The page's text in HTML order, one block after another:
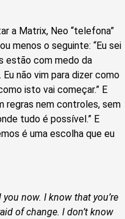
a Matrix, Neo “telefona”
menos o seguinte: “Eu sei
estão com medo da
não vim para dizer como
isto vai começar.” E
regras nem controles, sem
tudo é possível.” E
é uma escolha que eu
now. I know that you’re
of change. l don’t know